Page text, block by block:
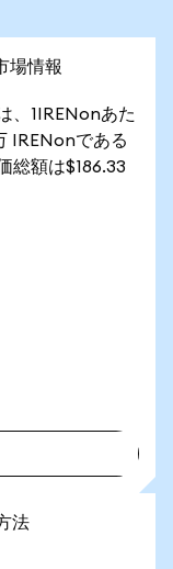
情報
、1IRENonあた
IRENonである
総額は$186.33
法